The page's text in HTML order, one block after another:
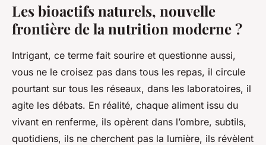
Les bioactifs naturels, nouvelle
frontière de la nutrition moderne ?
Intrigant, ce terme fait sourire et questionne aussi,
vous ne le croisez pas dans tous les repas, il circule
pourtant sur tous les réseaux, dans les laboratoires, il
agite les débats. En réalité, chaque aliment issu du
vivant en renferme, ils opèrent dans l’ombre, subtils,
quotidiens, ils ne cherchent pas la lumière, ils révèlent